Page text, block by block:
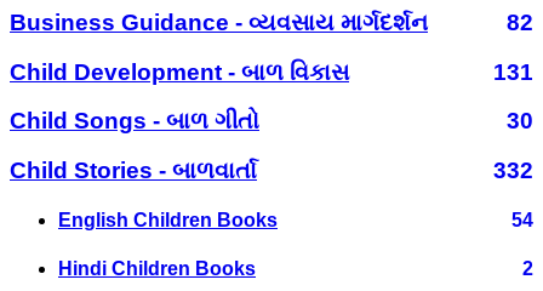
Business Guidance - વ્યવસાય માર્ગદર્શન
82
Child Development - બાળ વિકાસ
131
Child Songs - બાળ ગીતો
30
Child Stories - બાળવાર્તા
332
English Children Books 54
Hindi Children Books 2